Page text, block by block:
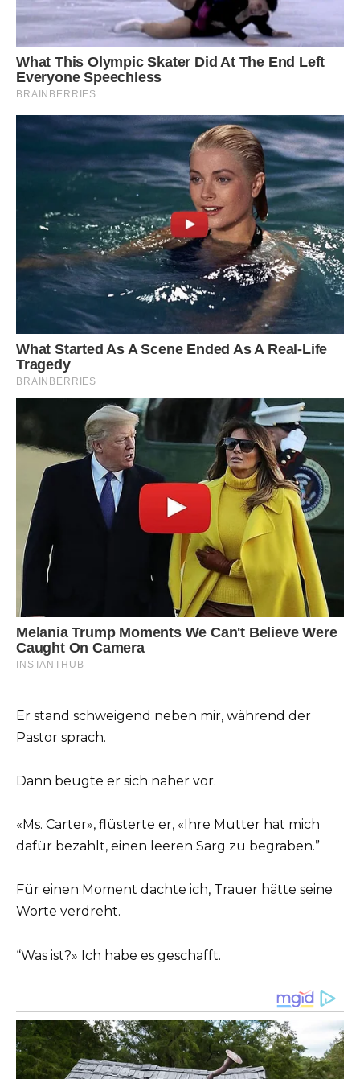
Er stand schweigend neben mir, während der
Pastor sprach.
Dann beugte er sich näher vor.
«Ms. Carter», flüsterte er, «Ihre Mutter hat mich
dafür bezahlt, einen leeren Sarg zu begraben.”
Für einen Moment dachte ich, Trauer hätte seine
Worte verdreht.
“Was ist?» Ich habe es geschafft.